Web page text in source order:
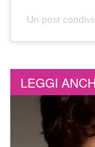
Un post
LEGGI